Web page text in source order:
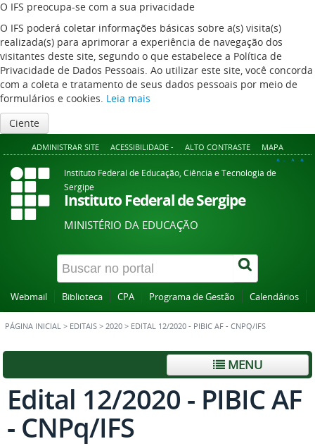
O IFS preocupa-se com a sua privacidade
O IFS poderá coletar informações básicas sobre a(s) visita(s)
realizada(s) para aprimorar a experiência de navegação dos
visitantes deste site, segundo o que estabelece a Política de
Privacidade de Dados Pessoais. Ao utilizar este site, você concorda
com a coleta e tratamento de seus dados pessoais por meio de
formulários e cookies. Leia mais
Ciente
ADMINISTRAR SITE ACESSIBILIDADE - ALTO CONTRASTE MAPA
A+ A A-
Instituto Federal de Educação, Ciência e Tecnologia de
Sergipe
Instituto Federal de Sergipe
MINISTÉRIO DA EDUCAÇÃO
Webmail Biblioteca CPA Programa de Gestão Calendários
PÁGINA INICIAL > EDITAIS > 2020 > EDITAL 12/2020 - PIBIC AF - CNPQ/IFS
MENU
Edital 12/2020 - PIBIC AF
- CNPq/IFS